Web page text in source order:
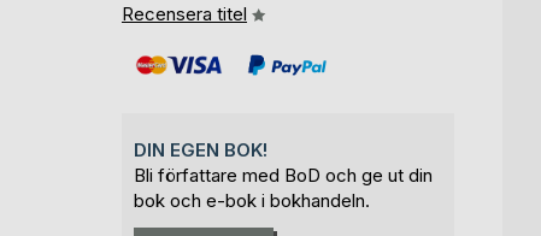
Recensera titel
DIN EGEN BOK!
Bli författare med BoD och ge ut din
bok och e-bok i bokhandeln.